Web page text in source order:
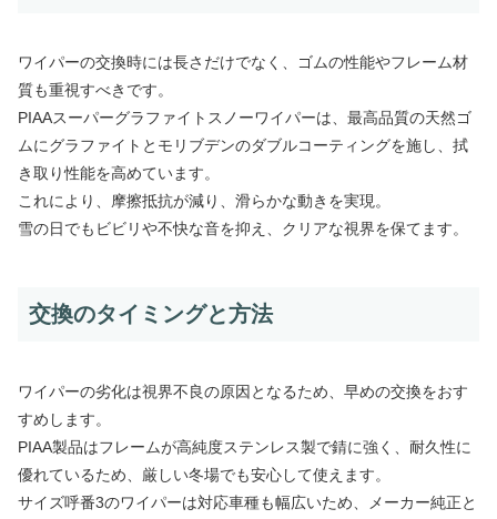
ワイパーの交換時には長さだけでなく、ゴムの性能やフレーム材
質も重視すべきです。
PIAAスーパーグラファイトスノーワイパーは、最高品質の天然ゴ
ムにグラファイトとモリブデンのダブルコーティングを施し、拭
き取り性能を高めています。
これにより、摩擦抵抗が減り、滑らかな動きを実現。
雪の日でもビビリや不快な音を抑え、クリアな視界を保てます。
交換のタイミングと方法
ワイパーの劣化は視界不良の原因となるため、早めの交換をおす
すめします。
PIAA製品はフレームが高純度ステンレス製で錆に強く、耐久性に
優れているため、厳しい冬場でも安心して使えます。
サイズ呼番3のワイパーは対応車種も幅広いため、メーカー純正と